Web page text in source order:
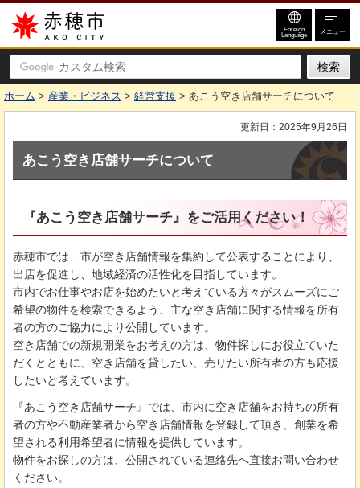
赤穂市
Foreign
Language メニュー
ホーム > 産業・ビジネス > 経営支援 > あこう空き店舗サーチについて
更新日：2025年9月26日
あこう空き店舗サーチについて
『あこう空き店舗サーチ』をご活用ください！
赤穂市では、市が空き店舗情報を集約して公表することにより、
出店を促進し、地域経済の活性化を目指しています。
市内でお仕事やお店を始めたいと考えている方々がスムーズにご
希望の物件を検索できるよう、主な空き店舗に関する情報を所有
者の方のご協力により公開しています。
空き店舗での新規開業をお考えの方は、物件探しにお役立ていた
だくとともに、空き店舗を貸したい、売りたい所有者の方も応援
したいと考えています。
『あこう空き店舗サーチ』では、市内に空き店舗をお持ちの所有
者の方や不動産業者から空き店舗情報を登録して頂き、創業を希
望される利用希望者に情報を提供しています。
物件をお探しの方は、公開されている連絡先へ直接お問い合わせ
ください。